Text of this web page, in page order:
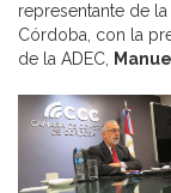
representante de
Córdoba, con la
de la ADEC,